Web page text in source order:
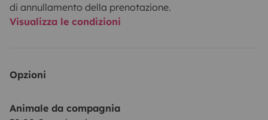
di annullamento della prenotazione.
Visualizza le condizioni
Opzioni
Animale da compagnia